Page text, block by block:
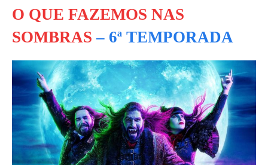
O QUE FAZEMOS NAS
SOMBRAS – 6ª TEMPORADA